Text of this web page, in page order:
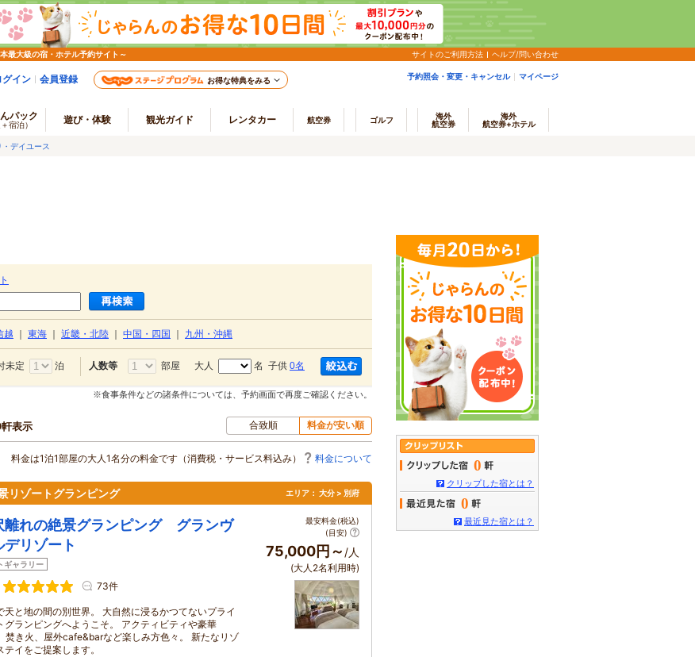
最大級の宿・ホテル予約サイト～ サイトのご利用方法 ヘルプ/問い合わせ
グイン 会員登録 お得な特典をみる 予約照会・変更・キャンセル マイページ
パック
宿泊） 遊び・体験 観光ガイド レンタカー 航空券 ゴルフ
海外
航空券
海外
航空券+ホテル
・デイユース
越 東海 近畿・北陸 中国・四国 九州・沖縄
未定 泊 人数等 部屋 大人 名 子供 0名
※食事条件などの諸条件については、予約画面で再度ご確認ください。
表示 合致順 料金が安い順
料金は1泊1部屋の大人1名分の料金です（消費税・サービス料込み） 料金について
リゾートグランピング エリア： 大分 > 別府
離れの絶景グランピング グランヴ
デリゾート
ギャラリー
73件
天と地の間の別世界。 大自然に浸るかつてないプライ
グランピングへようこそ。 アクティビティや豪華
焚き火、屋外cafe&barなど楽しみ方色々。 新たなリゾ
テイをご提案します。
最安料金(税込)
(目安)
75,000円～ /人
(大人2名利用時)
0
クリップした宿とは？
0
最近見た宿とは？